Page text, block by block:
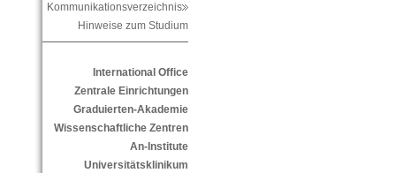
Kommunikationsverzeichnis
Hinweise zum Studium
International Office
Zentrale Einrichtungen
Graduierten-Akademie
Wissenschaftliche Zentren
An-Institute
Universitätsklinikum